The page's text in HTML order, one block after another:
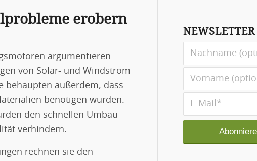
erobern
argumentieren
von Solar- und Windstrom
behaupten außerdem, dass
benötigen würden.
den schnellen Umbau
verhindern.
rechnen sie den
NEWSLETTER